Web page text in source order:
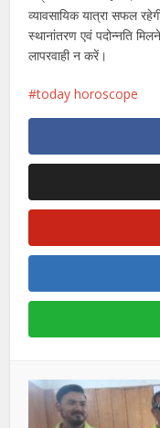
व्यावसायिक यात्रा सफल
स्थानांतरण एवं पदोन्नति
लापरवाही न करें।
today horoscope